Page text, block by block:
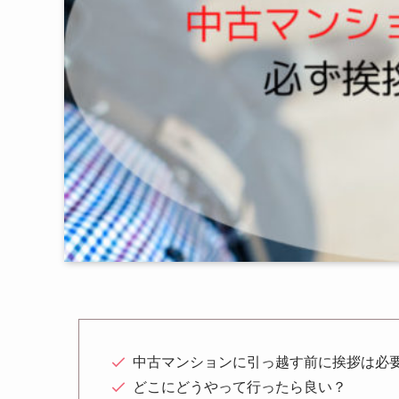
中古マンションに引っ越す前に挨拶は必
どこにどうやって行ったら良い？